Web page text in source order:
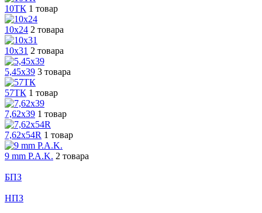
10ТК 1 товар
10х24 2 товара
10х31 2 товара
5,45х39 3 товара
57ТК 1 товар
7,62х39 1 товар
7,62х54R 1 товар
9 mm P.A.K. 2 товара
БПЗ
НПЗ